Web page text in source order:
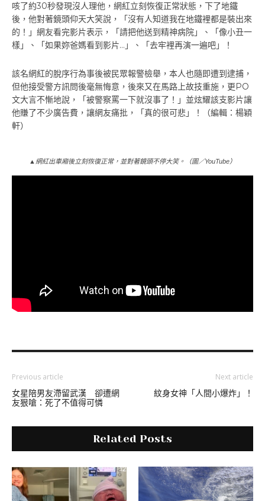
.咳了約30秒發現沒人理他，網紅立刻恢復正常狀態，下了地鐵
後，他對著鏡頭仰天大笑說，「沒有人知道我在地鐵裡都是裝出來
的！」網友看完影片表示，「請把他送到精神病院」、「像小丑一
樣」、「如果妳爸媽看到影片…」、「去牢裡再演一遍吧」！
該名網紅的脫序行為事後被民眾報警檢舉，本人也隨即遭到逮捕，
但他接受警方訊問後毫無悔意，後來又在馬路上故技重施，更PO
文大言不慚地說，「被警察罵一下就沒事了！」並炫耀該支影片讓
他賺了不少廣告費，讓網友痛批，「真的很可悲」！（編輯：楊穎
軒）
▲網紅出車廂後立刻恢復正常，並對著鏡頭不停大笑。（圖／YouTube）
Previous article
女星陪男友滯留武漢 卻遭網
友狠嗆：死了不值得可憐
Next article
紋身女神「人間小爆炸」！
Related Posts